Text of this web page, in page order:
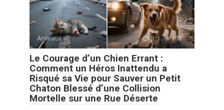
Animaux 0 105
Le Courage d’un Chien Errant :
Comment un Héros Inattendu a
Risqué sa Vie pour Sauver un Petit
Chaton Blessé d’une Collision
Mortelle sur une Rue Déserte